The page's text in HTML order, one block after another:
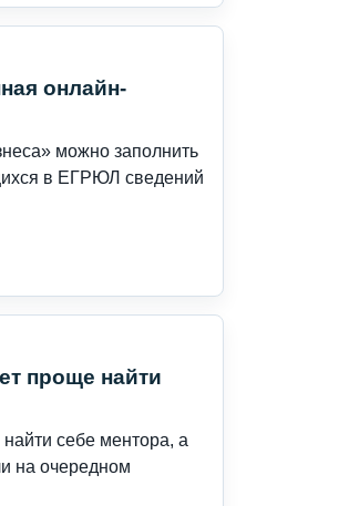
онлайн-
можно заполнить
в ЕГРЮЛ сведений
проще найти
себе ментора, а
на очередном